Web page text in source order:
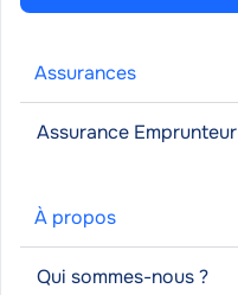
Assurances
Assurance Emprunteur
À propos
Qui sommes-nous ?